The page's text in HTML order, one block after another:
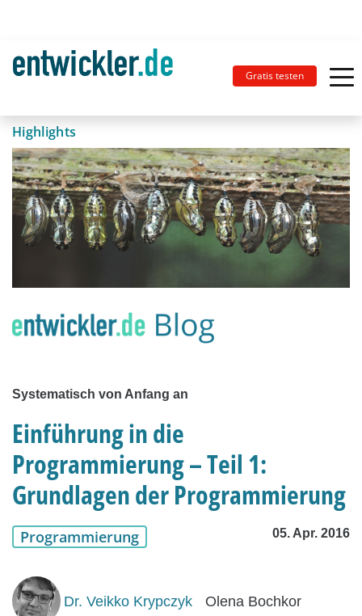
Gratis testen
Highlights
Systematisch von Anfang an
Einführung in die
Programmierung – Teil 1:
Grundlagen der Programmierung
Programmierung 05. Apr. 2016
Dr. Veikko Krypczyk Olena Bochkor